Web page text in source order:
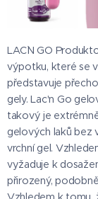
LAC`N GO
výpotku, které se
představuje
gely. Lac'n Go
takový je
gelových laků bez
vrchní gel.
vyžaduje k
přirozený,